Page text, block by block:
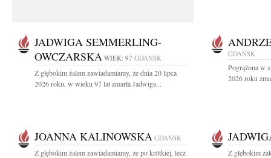
JADWIGA SEMMERLING-
OWCZARSKA WIEK: 97 GDAŃSK
Z głębokim żalem zawiadamiamy, że dnia 20 lipca
2026 roku, w wieku 97 lat zmarła Jadwiga...
GDAŃSK
Pogrążona w
2026 roku
JOANNA KALINOWSKA GDAŃSK
Z głębokim żalem zawiadamiamy, że po krótkiej, lecz
Z głębokim